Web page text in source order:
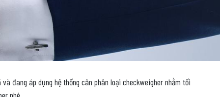
đang áp dụng hệ thống cân phân loại checkweigher nhằm tối